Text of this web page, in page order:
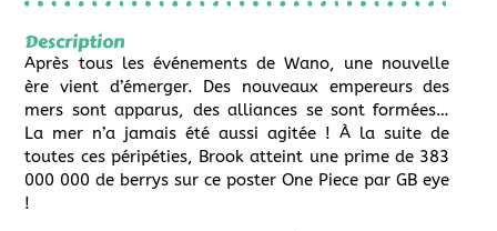
Description
Après tous les événements de Wano, une nouvelle
ère vient d’émerger. Des nouveaux empereurs des
mers sont apparus, des alliances se sont formées…
La mer n’a jamais été aussi agitée ! À la suite de
toutes ces péripéties, Brook atteint une prime de 383
000 000 de berrys sur ce poster One Piece par GB eye
!